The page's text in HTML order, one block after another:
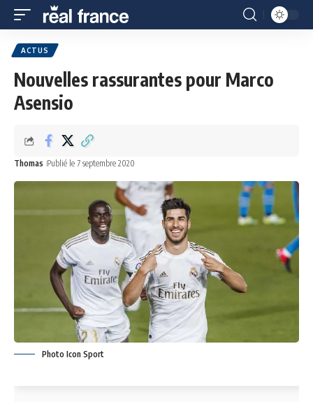
ACTUS
Nouvelles rassurantes pour Marco
Asensio
Thomas Publié le 7 septembre 2020
Photo Icon Sport